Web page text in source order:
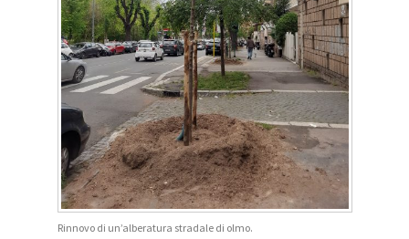
Rinnovo di un’alberatura stradale di olmo.